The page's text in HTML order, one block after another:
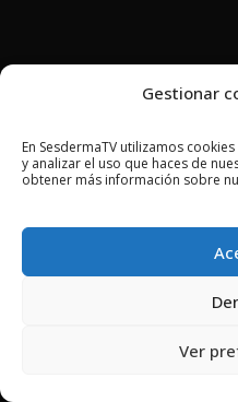
Gestionar
En SesdermaTV utilizamos
y analizar el uso que haces de
obtener más información sobre
Ver